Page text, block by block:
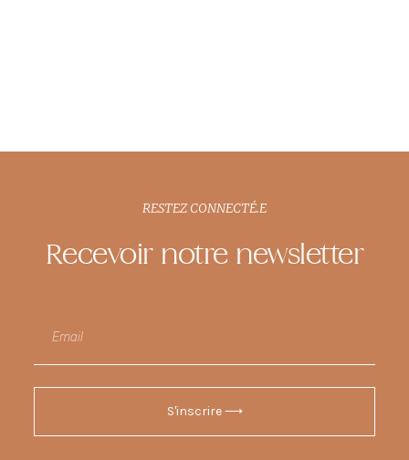
RESTEZ CONNECTÉ.E
Recevoir notre newsletter
S'inscrire ⟶